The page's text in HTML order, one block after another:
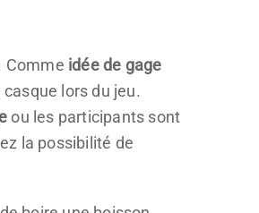
Comme idée de gage
lors du jeu.
ou les participants sont
la possibilité de